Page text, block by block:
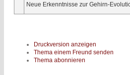
Neue Erkenntnisse zur Gehirn-
Druckversion anzeigen
Thema einem Freund senden
Thema abonnieren